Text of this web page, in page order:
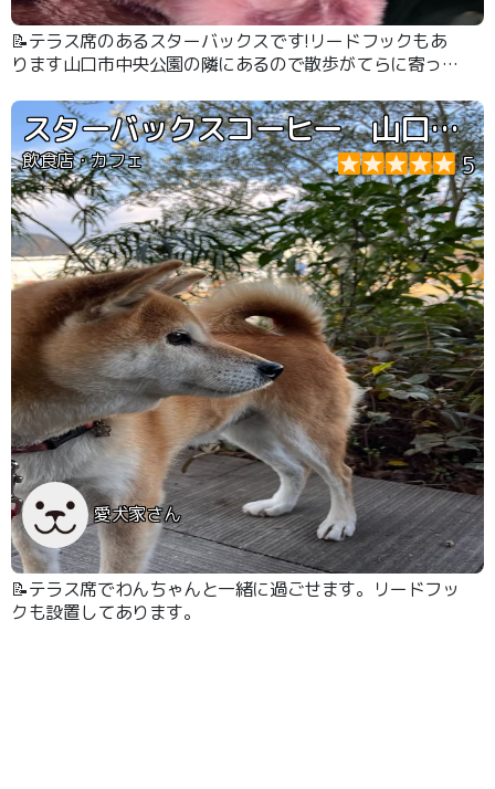
📝テラス席のあるスターバックスです!リードフックもあ
ります山口市中央公園の隣にあるので散歩がてらに寄って
スターバックスコーヒー 山口市中央公園店
飲食店・カフェ 5
愛犬家さん
📝テラス席でわんちゃんと一緒に過ごせます。リードフッ
クも設置してあります。